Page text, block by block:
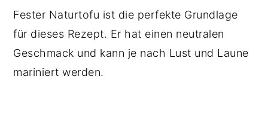
Fester Naturtofu ist die perfekte Grundlage
für dieses Rezept. Er hat einen neutralen
Geschmack und kann je nach Lust und Laune
mariniert werden.